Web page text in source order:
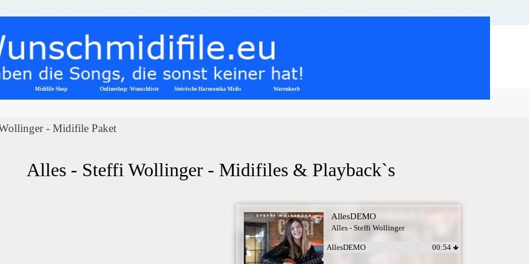
Menü überspringen
Midifile Shop ▼
Onlineshop: Wunschliste Steirische Harmonika Midis ▼
Warenkorb
- Midifile Paket
Alles - Steffi Wollinger - Midifiles & Playback`s
AllesDEMO
Alles - Steffi Wollinger
AllesDEMO 00:54